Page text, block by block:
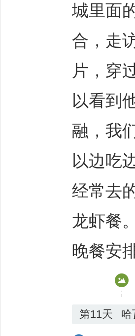
城里面
合，走
片，穿
以看到
融，我
以边吃
经常去
龙虾餐
晚餐安
第11天 哈